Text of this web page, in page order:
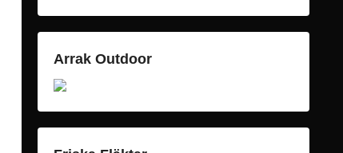
Arrak Outdoor